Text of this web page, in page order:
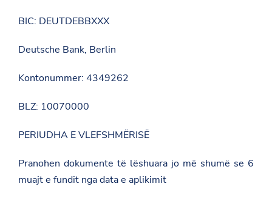
BIC: DEUTDEBBXXX
Deutsche Bank, Berlin
Kontonummer: 4349262
BLZ: 10070000
PERIUDHA E VLEFSHMËRISË
Pranohen dokumente të lëshuara jo më shumë se 6
muajt e fundit nga data e aplikimit